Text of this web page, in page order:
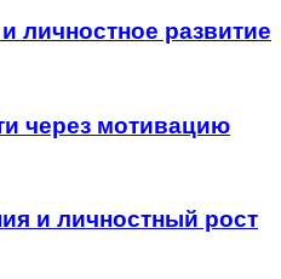
личностное развитие
через мотивацию
и личностный рост